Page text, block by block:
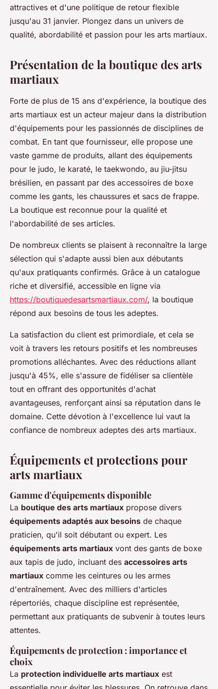
attractives et d'une politique de retour flexible
jusqu'au 31 janvier. Plongez dans un univers de
qualité, abordabilité et passion pour les arts martiaux.
Présentation de la boutique des arts
martiaux
Forte de plus de 15 ans d'expérience, la boutique des
arts martiaux est un acteur majeur dans la distribution
d'équipements pour les passionnés de disciplines de
combat. En tant que fournisseur, elle propose une
vaste gamme de produits, allant des équipements
pour le judo, le karaté, le taekwondo, au jiu-jitsu
brésilien, en passant par des accessoires de boxe
comme les gants, les chaussures et sacs de frappe.
La boutique est reconnue pour la qualité et
l'abordabilité de ses articles.
De nombreux clients se plaisent à reconnaître la large
sélection qui s'adapte aussi bien aux débutants
qu'aux pratiquants confirmés. Grâce à un catalogue
riche et diversifié, accessible en ligne via
https://boutiquedesartsmartiaux.com/, la boutique
répond aux besoins de tous les adeptes.
La satisfaction du client est primordiale, et cela se
voit à travers les retours positifs et les nombreuses
promotions alléchantes. Avec des réductions allant
jusqu'à 45%, elle s'assure de fidéliser sa clientèle
tout en offrant des opportunités d'achat
avantageuses, renforçant ainsi sa réputation dans le
domaine. Cette dévotion à l'excellence lui vaut la
confiance de nombreux adeptes des arts martiaux.
Équipements et protections pour
arts martiaux
Gamme d'équipements disponible
La boutique des arts martiaux propose divers
équipements adaptés aux besoins de chaque
praticien, qu'il soit débutant ou expert. Les
équipements arts martiaux vont des gants de boxe
aux tapis de judo, incluant des accessoires arts
martiaux comme les ceintures ou les armes
d'entraînement. Avec des milliers d'articles
répertoriés, chaque discipline est représentée,
permettant aux pratiquants de subvenir à toutes leurs
attentes.
Équipements de protection : importance et
choix
La protection individuelle arts martiaux est